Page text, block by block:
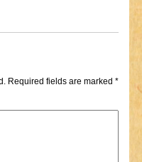
Required fields are marked *